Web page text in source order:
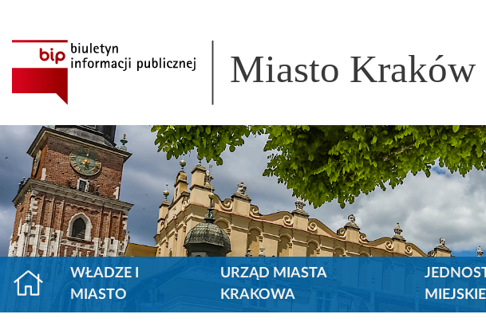
Miasto Kraków
WŁADZE I
MIASTO
URZĄD MIASTA
KRAKOWA
MIEJSKIE